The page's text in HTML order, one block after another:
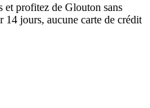
et profitez de Glouton sans
14 jours, aucune carte de crédit